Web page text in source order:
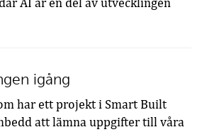
AI är en del av utvecklingen
igång
har ett projekt i Smart Built
att lämna uppgifter till våra